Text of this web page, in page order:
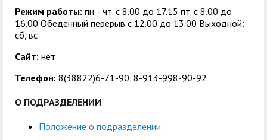
Республиканская
профсоюзная
организация высшей
школы
Лучшие студенты
Сведения о доходах
Структура
Центр русского языка
как иностранного
Совет родителей
(законных
обучающихся ГАГУ
Образовательный
модуль «Обучение
Режим работы: пн. - чт. с 8.00 до 17.15 пт. c 8.00 до
16.00 Обеденный перерыв с 12.00 до 13.00 Выходной:
сб, вс
Сайт: нет
Телефон: 8(38822)6-71-90, 8-913-998-90-92
О ПОДРАЗДЕЛЕНИИ
Положение о подразделении